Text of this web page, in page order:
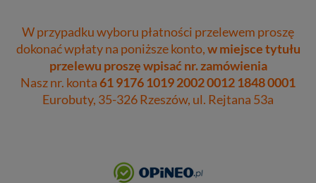
W przypadku wyboru płatności przelewem proszę
dokonać wpłaty na poniższe konto,w miejsce tytułu
przelewu proszę wpisać nr. zamówienia
Nasz nr. konta61 9176 1019 2002 0012 1848 0001
Eurobuty, 35-326 Rzeszów, ul. Rejtana 53a